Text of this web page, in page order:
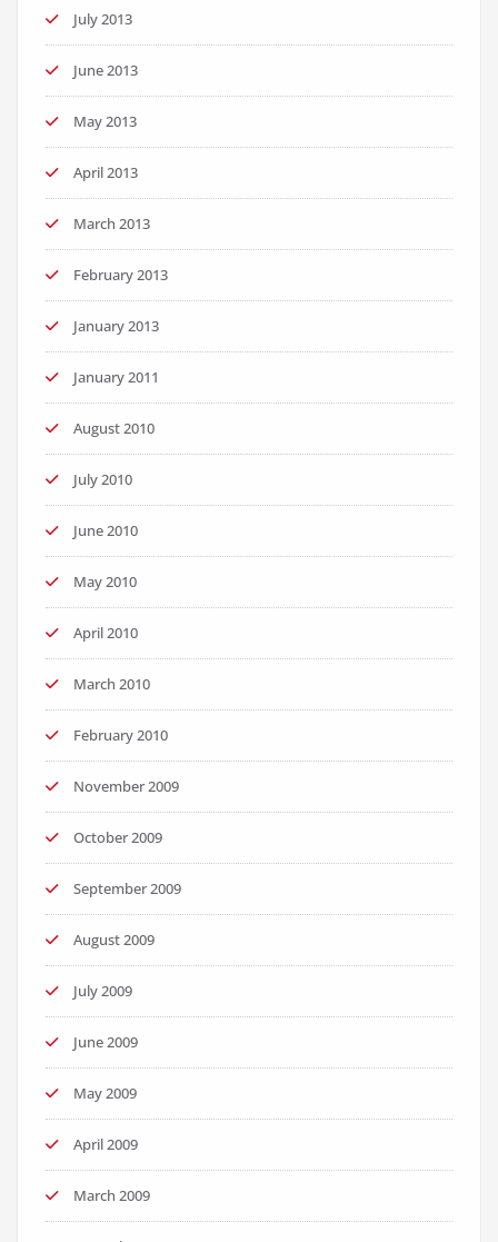
July 2013
June 2013
May 2013
April 2013
March 2013
February 2013
January 2013
January 2011
August 2010
July 2010
June 2010
May 2010
April 2010
March 2010
February 2010
November 2009
October 2009
September 2009
August 2009
July 2009
June 2009
May 2009
April 2009
March 2009